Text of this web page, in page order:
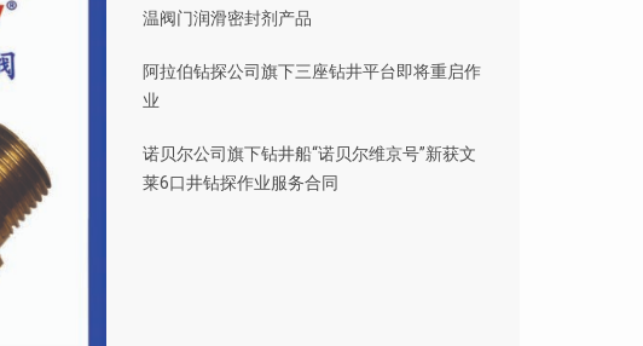
温阀门润滑密封剂产品
阿拉伯钻探公司旗下三座钻井平台即将重启作
业
诺贝尔公司旗下钻井船“诺贝尔维京号”新获文
莱6口井钻探作业服务合同